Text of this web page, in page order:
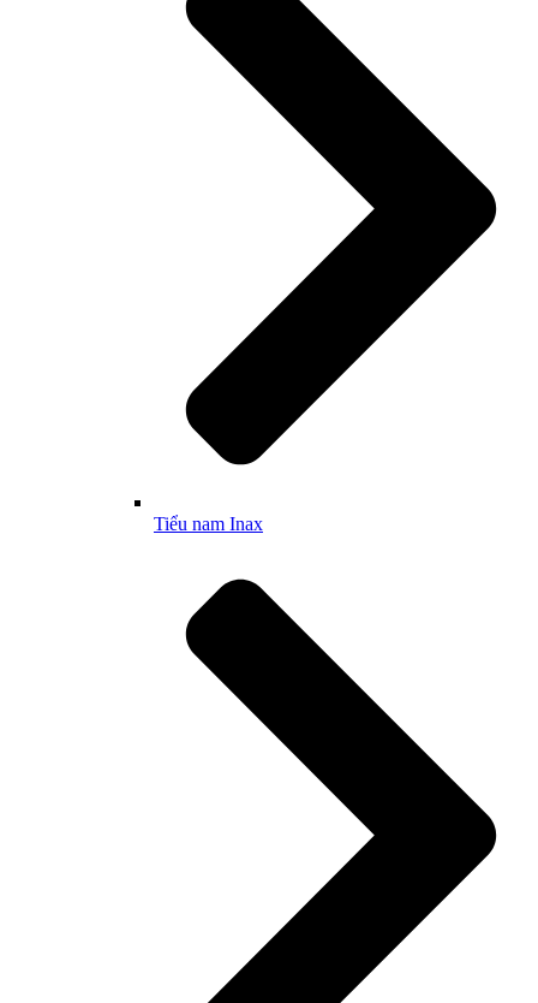
Tiểu nam Inax